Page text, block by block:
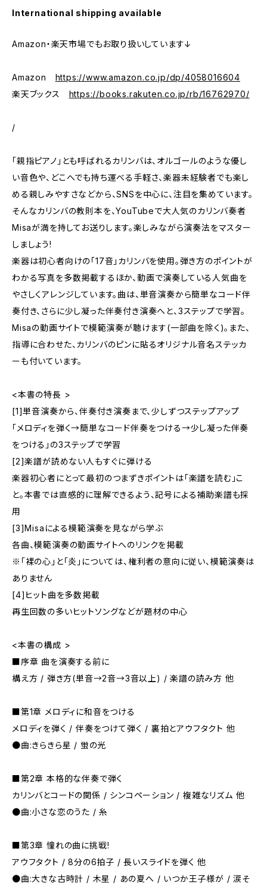
International shipping available
Amazon・楽天市場でもお取り扱いしています↓
Amazon https://www.amazon.co.jp/dp/4058016604
楽天ブックス https://books.rakuten.co.jp/rb/16762970/
/
「親指ピアノ」とも呼ばれるカリンバは、オルゴールのような優し
い音色や、どこへでも持ち運べる手軽さ、楽器未経験者でも楽し
める親しみやすさなどから、SNSを中心に、注目を集めています。
そんなカリンバの教則本を、YouTubeで大人気のカリンバ奏者
Misaが満を持してお送りします。楽しみながら演奏法をマスター
しましょう!
楽器は初心者向けの「17音」カリンバを使用。弾き方のポイントが
わかる写真を多数掲載するほか、動画で演奏している人気曲を
やさしくアレンジしています。曲は、単音演奏から簡単なコード伴
奏付き、さらに少し凝った伴奏付き演奏へと、3ステップで学習。
Misaの動画サイトで模範演奏が聴けます(一部曲を除く)。また、
指導に合わせた、カリンバのピンに貼るオリジナル音名ステッカ
ーも付いています。
<本書の特長 >
[1]単音演奏から、伴奏付き演奏まで、少しずつステップアップ
「メロディを弾く→簡単なコード伴奏をつける→少し凝った伴奏
をつける」の3ステップで学習
[2]楽譜が読めない人もすぐに弾ける
楽器初心者にとって最初のつまずきポイントは「楽譜を読む」こ
と。本書では直感的に理解できるよう、記号による補助楽譜も採
用
[3]Misaによる模範演奏を見ながら学ぶ
各曲、模範演奏の動画サイトへのリンクを掲載
※「裸の心」と「炎」については、権利者の意向に従い、模範演奏は
ありません
[4]ヒット曲を多数掲載
再生回数の多いヒットソングなどが題材の中心
<本書の構成 >
■序章 曲を演奏する前に
構え方 / 弾き方(単音→2音→3音以上) / 楽譜の読み方 他
■第1章 メロディに和音をつける
メロディを弾く / 伴奏をつけて弾く / 裏拍とアウフタクト 他
●曲:きらきら星 / 蛍の光
■第2章 本格的な伴奏で弾く
カリンバとコードの関係 / シンコペーション / 複雑なリズム 他
●曲:小さな恋のうた / 糸
■第3章 憧れの曲に挑戦!
アウフタクト / 8分の6拍子 / 長いスライドを弾く 他
●曲:大きな古時計 / 木星 / あの夏へ / いつか王子様が / 涙そ